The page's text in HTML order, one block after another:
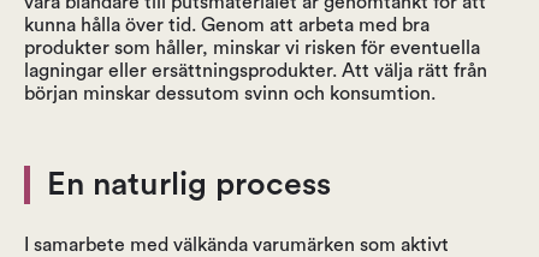
kunna hålla över tid. Genom att arbeta med bra
produkter som håller, minskar vi risken för eventuella
lagningar eller ersättningsprodukter. Att välja rätt från
början minskar dessutom svinn och konsumtion.
En naturlig process
I samarbete med välkända varumärken som aktivt